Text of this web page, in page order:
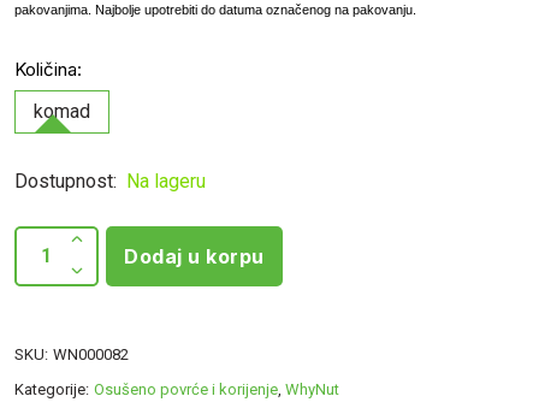
pakovanjima. Najbolje upotrebiti do datuma označenog na pakovanju.
Količina:
komad
Dostupnost: Na lageru
Dodaj u korpu
SKU: WN000082
Kategorije: Osušeno povrće i korijenje, WhyNut